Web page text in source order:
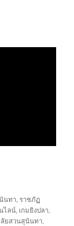
นทา,ราชภัฏ
ไลน์, เกมยิงปลา,
ยสวนสุนันทา,